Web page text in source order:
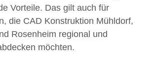
Vorteile. Das gilt auch für
die CAD Konstruktion Mühldorf,
Rosenheim regional und
möchten.